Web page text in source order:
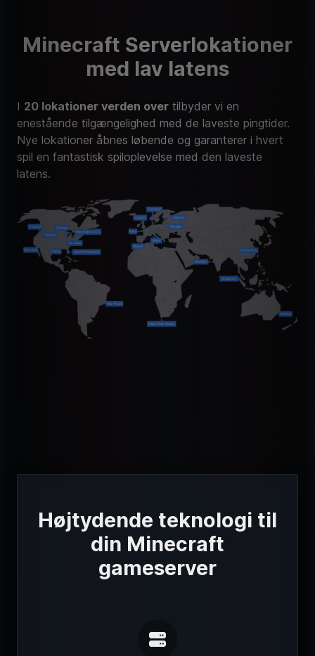
Minecraft Serverlokationer
med lav latens
I 20 lokationer verden over tilbyder vi en
enestående tilgængelighed med de laveste pingtider.
Nye lokationer åbnes løbende og garanterer i hvert
spil en fantastisk spiloplevelse med den laveste
latens.
Højtydende teknologi til
din Minecraft
gameserver